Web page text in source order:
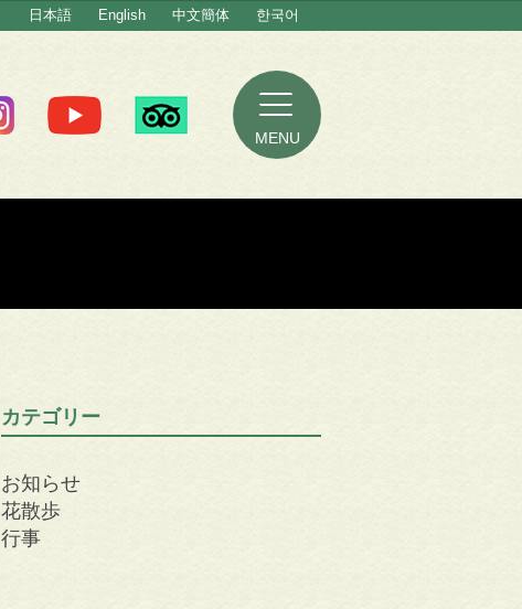
日本語 English 中文簡体 한국어
MENU
カテゴリー
お知らせ
花散歩
行事